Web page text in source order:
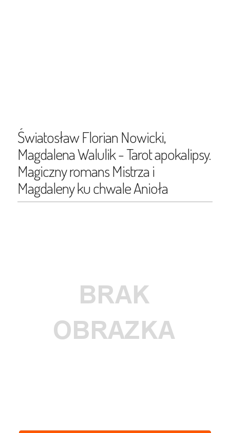
Światosław Florian Nowicki,
Magdalena Walulik - Tarot apokalipsy.
Magiczny romans Mistrza i
Magdaleny ku chwale Anioła